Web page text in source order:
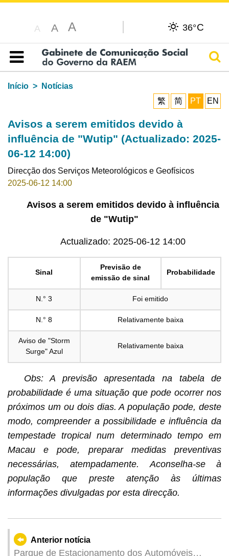
A A A 36°C
Índice
Início
Notícias
繁
简 PT EN
Avisos a serem emitidos devido à
influência de "Wutip" (Actualizado: 2025-
06-12 14:00)
Direcção dos Serviços Meteorológicos e Geofísicos
2025-06-12 14:00
Avisos a serem emitidos devido à influência
de "Wutip"
Actualizado: 2025-06-12 14:00
Sinal
Previsão de
emissão de sinal
Probabilidade
N.° 3 Foi emitido
N.° 8 Relativamente baixa
Aviso de "Storm
Surge" Azul
Relativamente baixa
Obs: A previsão apresentada na tabela de
probabilidade é uma situação que pode ocorrer nos
próximos um ou dois dias. A população pode, deste
modo, compreender a possibilidade e influência da
tempestade tropical num determinado tempo em
Macau e pode, preparar medidas preventivas
necessárias, atempadamente. Aconselha-se à
população que preste atenção às últimas
informações divulgadas por esta direcção.
Anterior notícia
Parque de Estacionamento dos Automóveis